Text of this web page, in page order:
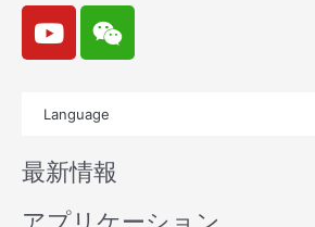
Y
o
u
b
e
W
e
i
n
Language
最新情報